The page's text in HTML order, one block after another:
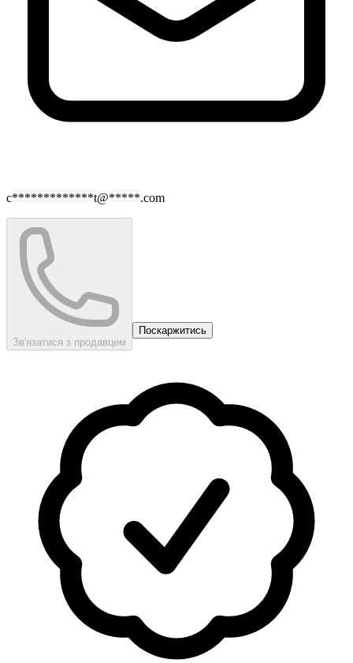
c*************t@*****.com
Зв'язатися з продавцем
Поскаржитись